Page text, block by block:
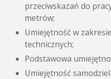
przeciwskazań do
metrów;
Umiejętność w
technicznych;
Podstawowa
Umiejętność